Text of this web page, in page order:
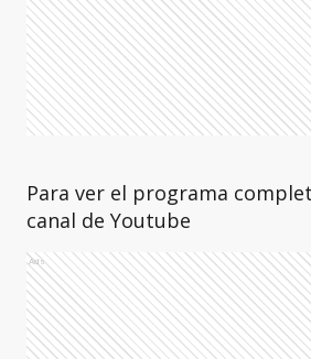
Para ver el programa
canal de Youtube
Ads